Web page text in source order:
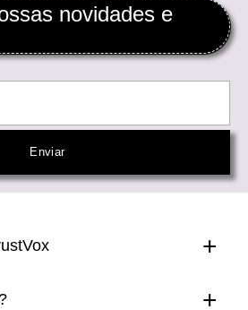
novidades e